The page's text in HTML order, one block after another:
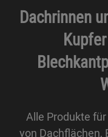
Dachrinnen
Alle Produkte
von Dachflächen,